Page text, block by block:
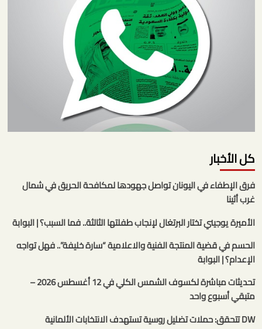
كل الأخبار
فرق الإطفاء في اليونان تواصل جهودها لمكافحة الحريق في شمال
غرب أثينا
الأميرة يوجيني تختار البرتغال لإنجاب طفلتها الثالثة.. فما السبب؟ | البوابة
الحسم في قضية المنتجة الفنية والاعلامية “سارة خليفة”.. فهل تواجه
الإعدام؟ | البوابة
تحديثات مباشرة لكسوف الشمس الكلي في 12 أغسطس 2026 –
متبقي أسبوع واحد
DW تتحقق: حملات تضليل روسية تستهدف الانتخابات الألمانية